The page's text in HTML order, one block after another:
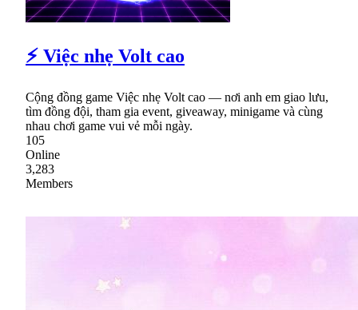
⚡ Việc nhẹ Volt cao
Cộng đồng game Việc nhẹ Volt cao — nơi anh em giao lưu,
tìm đồng đội, tham gia event, giveaway, minigame và cùng
nhau chơi game vui vẻ mỗi ngày.
105
Online
3,283
Members